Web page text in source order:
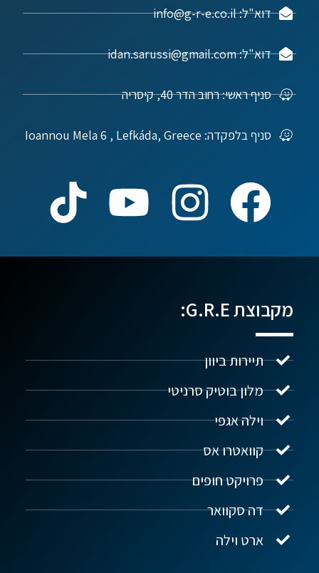
דוא"ל: info@g-r-e.co.il
דוא"ל: idan.sarussi@gmail.com
סניף ראשי: רחוב הדר 40, קיסריה
סניף בלפקדה: Ioannou Mela 6 , Lefkáda, Greece
מקבוצת G.R.E:
תיירות ביוון
מלון בוטיק סרניטי
וילה אגפי
קוואטרו אס
פרויקט חופים
דה סקוואר
ארט וילה
נדל"ן ביוון G.R.E
שלום! איך אפשר לעזור?